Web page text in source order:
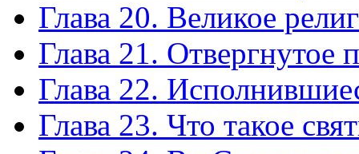
Глава 20. Великое
Глава 21. Отвергнутое
Глава 22.
Глава 23. Что такое